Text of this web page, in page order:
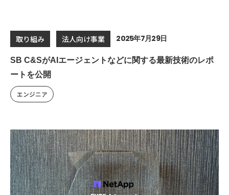
取り組み 法人向け事業 2025年7月29日
SB C&SがAIエージェントなどに関する最新技術のレポ
ートを公開
エンジニア